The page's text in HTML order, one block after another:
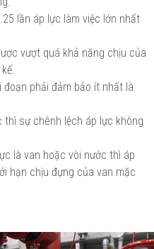
lần áp lực làm việc lớn nhất
vượt quá khả năng chịu của
phải đảm bảo ít nhất là
sự chênh lệch áp lực không
là van hoặc vòi nước thì áp
hạn chịu đựng của van mặc